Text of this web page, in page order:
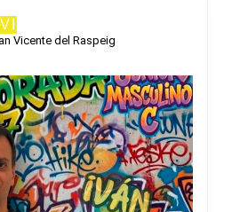
Vicente del Raspeig